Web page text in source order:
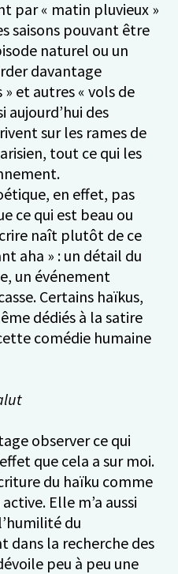
par « matin pluvieux »
saisons pouvant être
naturel ou un
davantage
» et autres « vols de
aujourd’hui des
sur les rames de
tout ce qui les
en effet, pas
ce qui est beau ou
naît plutôt de ce
aha » : un détail du
un événement
Certains haïkus,
dédiés à la satire
comédie humaine
observer ce qui
que cela a sur moi.
du haïku comme
Elle m’a aussi
du
dans la recherche des
peu à peu une